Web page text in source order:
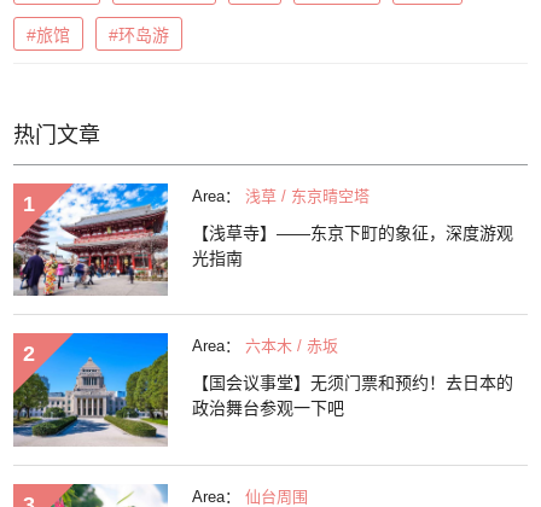
#旅馆 #环岛游
热门文章
Area： 浅草 / 东京晴空塔
【浅草寺】——东京下町的象征，深度游观
光指南
Area： 六本木 / 赤坂
【国会议事堂】无须门票和预约！去日本的
政治舞台参观一下吧
Area： 仙台周围